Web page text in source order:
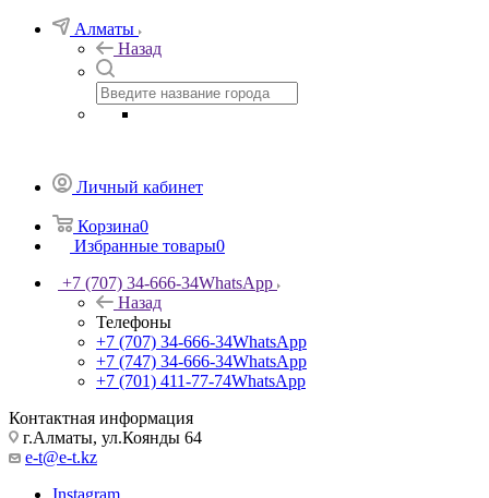
Алматы
Назад
Личный кабинет
Корзина0
Избранные товары0
+7 (707) 34-666-34WhatsApp
Назад
Телефоны
+7 (707) 34-666-34WhatsApp
+7 (747) 34-666-34WhatsApp
+7 (701) 411-77-74WhatsApp
Контактная информация
г.Алматы, ул.Коянды 64
e-t@e-t.kz
Instagram